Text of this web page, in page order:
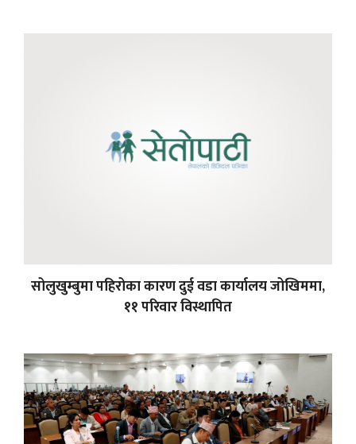
सोलुखुम्बुमा पहिरोका कारण दुई वडा कार्यालय जोखिममा,
११ परिवार विस्थापित